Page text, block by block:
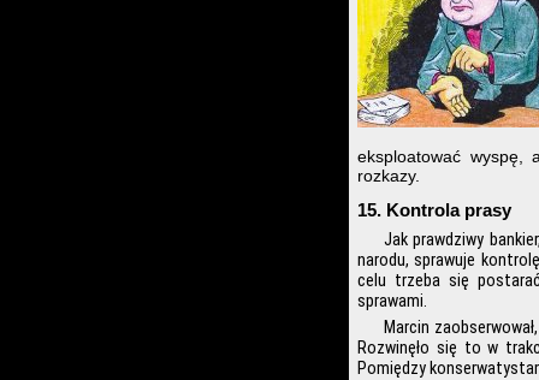
eksploatować
rozkazy.
15. Kontrola prasy
Jak prawdziwy
narodu, sprawuje
celu trzeba się
sprawami.
Marcin
Rozwinęło się to w
Pomiędzy